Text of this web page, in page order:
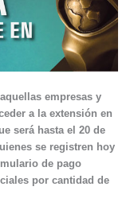
empresas y
a la extensión en
será hasta el 20 de
se registren hoy
de pago
por cantidad de